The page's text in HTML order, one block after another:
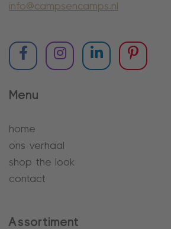
info@campsencamps.nl
Menu
home
ons verhaal
shop the look
contact
Assortiment